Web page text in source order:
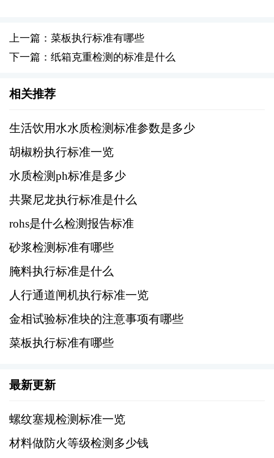
2、GB 31604.1-2015《食品安全国家标准 食
酚A)迁移量的测定》
该标准专门针对双酚A（BPA）的迁移量测定，
双酚A是一种广泛使用的塑化剂，被认为可能对
人体健康产生影响。
3、GB 5009.156-2016《食品安全国家标准
食品接触材料及制品 塑料中邻苯二甲酸酯的测
定和迁移量的测定》
邻苯二甲酸酯是一类常用的塑化剂，该标准规
定了塑料中邻苯二甲酸酯的测定方法和迁移量
测定。
4、GB/T 21911-2008《食品包装用塑料与铝箔
食品包装材料的安全性提出了要求，间接涉及
塑化剂的使用和检测。
上一篇：菜板执行标准有哪些
下一篇：纸箱克重检测的标准是什么
相关推荐
生活饮用水水质检测标准参数是多少
胡椒粉执行标准一览
水质检测ph标准是多少
共聚尼龙执行标准是什么
rohs是什么检测报告标准
砂浆检测标准有哪些
腌料执行标准是什么
人行通道闸机执行标准一览
金相试验标准块的注意事项有哪些
菜板执行标准有哪些
最新更新
螺纹塞规检测标准一览
材料做防火等级检测多少钱